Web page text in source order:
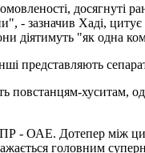
досягнуті
- зазначив Хаді,
діятимуть "як одна
представляють
повстанцям-хуситам,
- ОАЕ. Дотепер між
головним